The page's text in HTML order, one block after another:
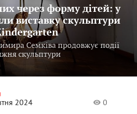
через форму дітей: у
виставку скульптури
Семківа продовжує події
скульптури
2024
0